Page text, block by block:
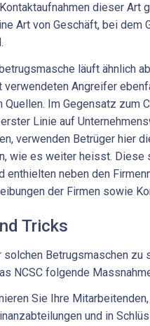
dieser Art
Art von Geschäft, bei dem
läuft ähnlich
verwendeten Angreifer
Im Gegensatz zum
Linie auf
verwenden Betrüger hier
wie es weiter heisst. Diese
enthielten neben den
der Firmen sowie
Tricks
solchen Betrugsmaschen zu
NCSC folgende
Sie Ihre
und in